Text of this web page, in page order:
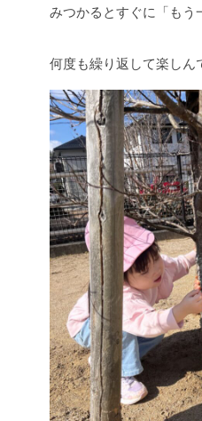
みつかるとすぐに「もう
何度も繰り返して楽しん